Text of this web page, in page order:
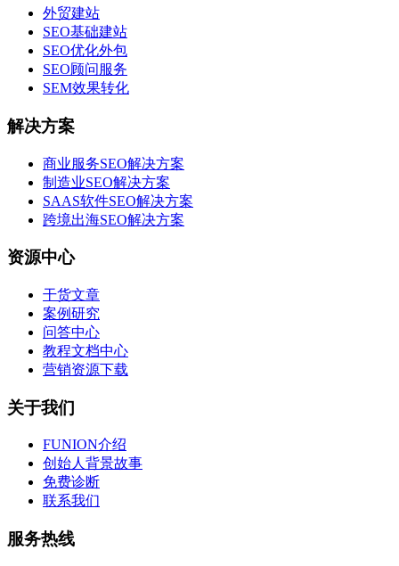
外贸建站
SEO基础建站
SEO优化外包
SEO顾问服务
SEM效果转化
解决方案
商业服务SEO解决方案
制造业SEO解决方案
SAAS软件SEO解决方案
跨境出海SEO解决方案
资源中心
干货文章
案例研究
问答中心
教程文档中心
营销资源下载
关于我们
FUNION介绍
创始人背景故事
免费诊断
联系我们
服务热线